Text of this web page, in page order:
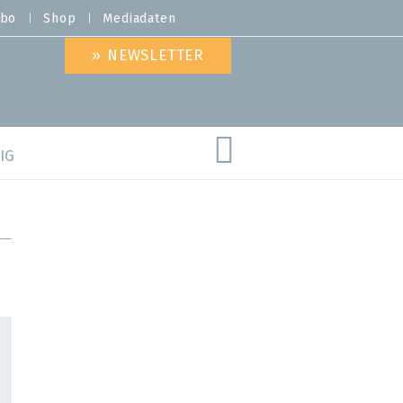
Shop Mediadaten
» NEWSLETTER